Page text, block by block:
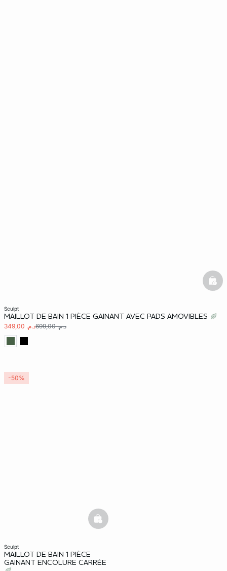
sculpt
MAILLOT DE BAIN 1 PIÈCE GAINANT AVEC PADS AMOVIBLES
د.م. 349,00 د.م. 699,00
sculpt
MAILLOT DE BAIN 1 PIÈCE
GAINANT ENCOLURE CARRÉE
basketfull
-50%